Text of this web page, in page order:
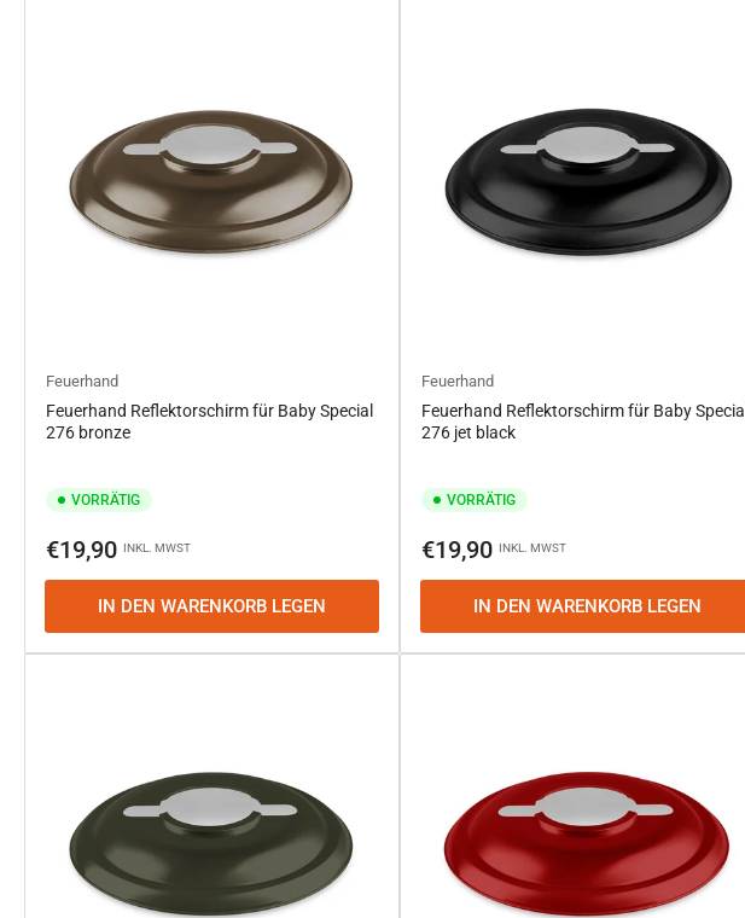
Feuerhand
Feuerhand Reflektorschirm für Baby Special
276 bronze
VORRÄTIG
Normaler
€19,90 INKL. MWST
IN DEN WARENKORB LEGEN
Feuerhand
Feuerhand Reflektorschirm für Baby Special
276 jet black
VORRÄTIG
Normaler
€19,90 INKL. MWST
IN DEN WARENKORB LEGEN